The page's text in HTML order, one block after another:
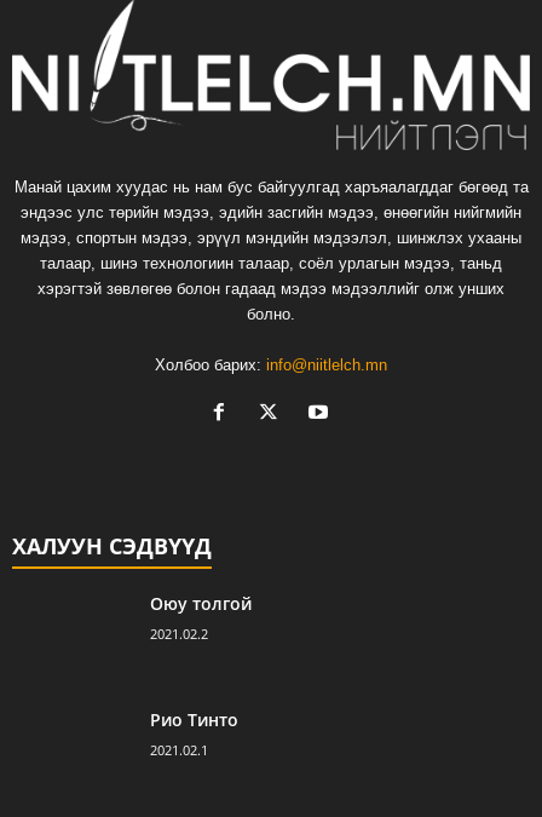
Манай цахим хуудас нь нам бус байгуулгад харъяалагддаг бөгөөд та
эндээс улс төрийн мэдээ, эдийн засгийн мэдээ, өнөөгийн нийгмийн
мэдээ, спортын мэдээ, эрүүл мэндийн мэдээлэл, шинжлэх ухааны
талаар, шинэ технологиин талаар, соёл урлагын мэдээ, таньд
хэрэгтэй зөвлөгөө болон гадаад мэдээ мэдээллийг олж унших
болно.
Холбоо барих: info@niitlelch.mn
ХАЛУУН СЭДВҮҮД
Оюу толгой
2021.02.2
Рио Тинто
2021.02.1